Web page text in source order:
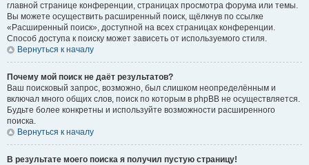
главной странице конференции, страницах просмотра форума или темы.
Вы можете осуществить расширенный поиск, щёлкнув по ссылке
«Расширенный поиск», доступной на всех страницах конференции.
Способ доступа к поиску может зависеть от используемого стиля.
Вернуться к началу
Почему мой поиск не даёт результатов?
Ваш поисковый запрос, возможно, был слишком неопределённым и
включал много общих слов, поиск по которым в phpBB не осуществляется.
Будьте более конкретны и используйте возможности расширенного
поиска.
Вернуться к началу
В результате моего поиска я получил пустую страницу!